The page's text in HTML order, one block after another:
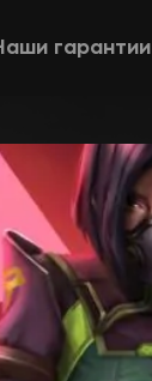
гарантии